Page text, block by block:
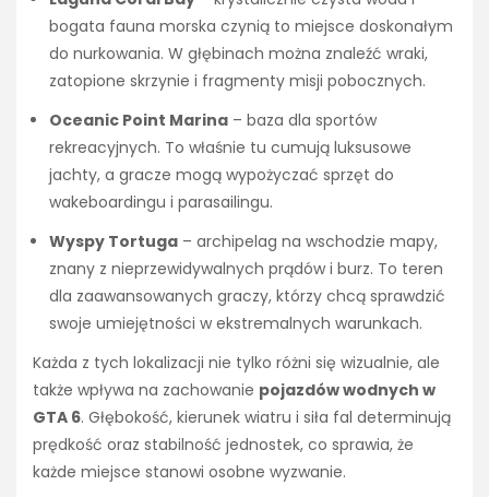
bogata fauna morska czynią to miejsce doskonałym
do nurkowania. W głębinach można znaleźć wraki,
zatopione skrzynie i fragmenty misji pobocznych.
Oceanic Point Marina – baza dla sportów
rekreacyjnych. To właśnie tu cumują luksusowe
jachty, a gracze mogą wypożyczać sprzęt do
wakeboardingu i parasailingu.
Wyspy Tortuga – archipelag na wschodzie mapy,
znany z nieprzewidywalnych prądów i burz. To teren
dla zaawansowanych graczy, którzy chcą sprawdzić
swoje umiejętności w ekstremalnych warunkach.
Każda z tych lokalizacji nie tylko różni się wizualnie, ale
także wpływa na zachowanie pojazdów wodnych w
GTA 6. Głębokość, kierunek wiatru i siła fal determinują
prędkość oraz stabilność jednostek, co sprawia, że
każde miejsce stanowi osobne wyzwanie.